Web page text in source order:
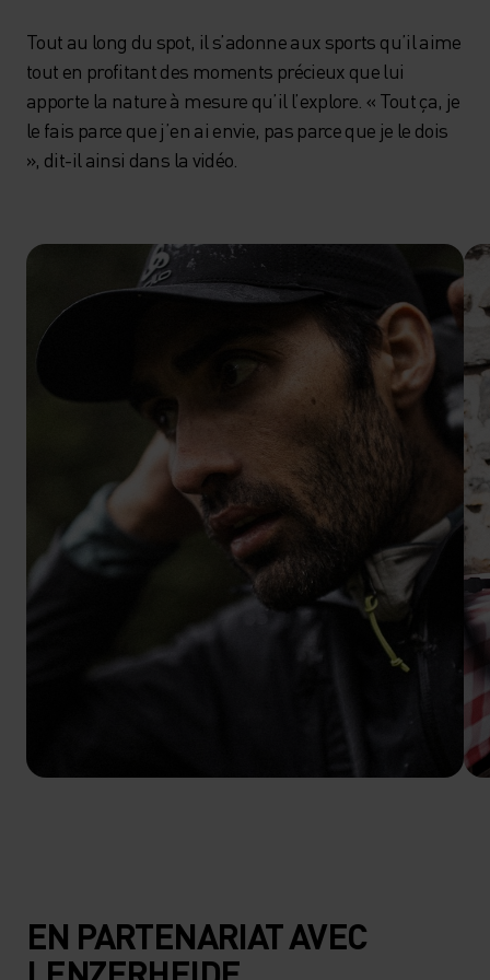
Tout au long du spot, il s’adonne aux sports qu’il aime
tout en profitant des moments précieux que lui
apporte la nature à mesure qu’il l’explore. « Tout ça, je
le fais parce que j’en ai envie, pas parce que je le dois
», dit-il ainsi dans la vidéo.
EN PARTENARIAT AVEC